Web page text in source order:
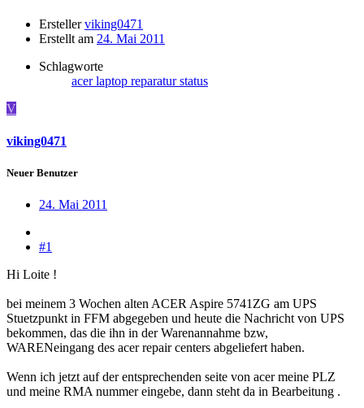
Ersteller viking0471
Erstellt am 24. Mai 2011
Schlagworte
acerlaptop reparaturstatus
V
viking0471
Neuer Benutzer
24. Mai 2011
#1
Hi Loite !
bei meinem 3 Wochen alten ACER Aspire 5741ZG am UPS
Stuetzpunkt in FFM abgegeben und heute die Nachricht von UPS
bekommen, das die ihn in der Warenannahme bzw,
WARENeingang des acer repair centers abgeliefert haben.
Wenn ich jetzt auf der entsprechenden seite von acer meine PLZ
und meine RMA nummer eingebe, dann steht da in Bearbeitung .